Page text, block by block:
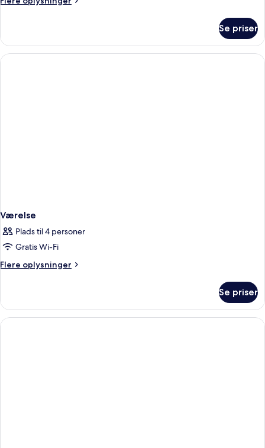
Se priser
Værelse
Plads til 4 personer
Gratis Wi-Fi
Flere oplysninger
Flere
Se priser